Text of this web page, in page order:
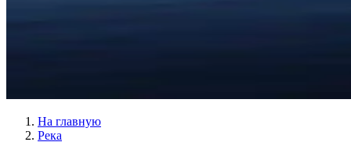
На главную
Река